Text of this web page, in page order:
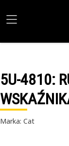
5U-4810:
Marka: Cat